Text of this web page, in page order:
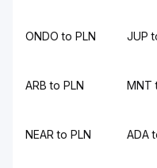
ONDO to PLN JUP
ARB to PLN MNT
NEAR to PLN ADA